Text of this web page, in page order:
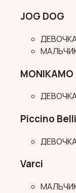
JOG DOG
MONIKAMO
Piccino
Varci